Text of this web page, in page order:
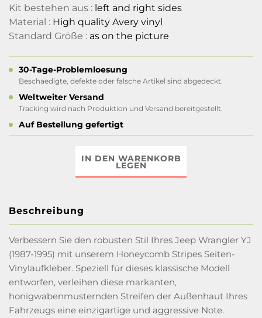
Kit bestehen aus : left and right sides
Material : High quality Avery vinyl
Standard Größe : as on the picture
30-Tage-Problemloesung
Beschaedigte, defekte oder falsche Artikel sind abgedeckt.
Weltweiter Versand
Tracking wird nach Produktion und Versand bereitgestellt.
Auf Bestellung gefertigt
IN DEN WARENKORB
LEGEN
Beschreibung
Verbessern Sie den robusten Stil Ihres Jeep Wrangler YJ
(1987-1995) mit unserem Honeycomb Stripes Seiten-
Vinylaufkleber. Speziell für dieses klassische Modell
entworfen, verleihen diese markanten,
honigwabenmusternden Streifen der Außenhaut Ihres
Fahrzeugs eine einzigartige und aggressive Note.